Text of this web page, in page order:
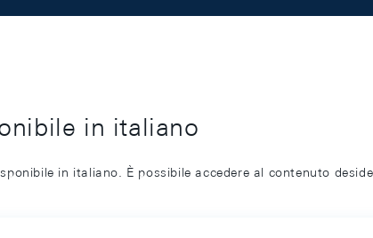
in italiano
in italiano. È possibile accedere al contenuto